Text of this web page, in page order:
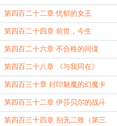
第四百二十二章 忧郁的女王
第四百二十四章 前世，今生
第四百二十六章 不合格的间谍
第四百二十八章 《与我同在》
第四百三十章 封印魅魔的幻魔卡
第四百三十二章 伊莎贝尔的战斗
第四百三十四章 别无二致（第三